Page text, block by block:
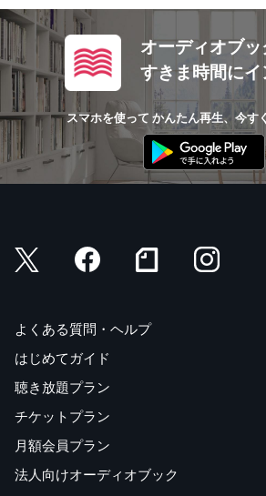
オーディオブッ
すきま時間にイ
スマホを使って かんたん再生、今す
よくある質問・ヘルプ
はじめてガイド
聴き放題プラン
チケットプラン
月額会員プラン
法人向けオーディオブック